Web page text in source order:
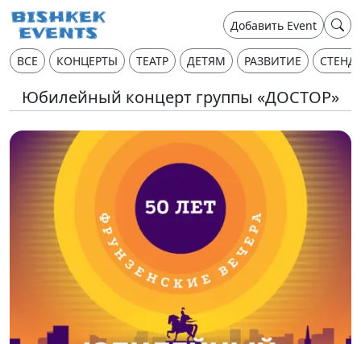
Добавить Event
ВСЕ КОНЦЕРТЫ ТЕАТР ДЕТЯМ РАЗВИТИЕ
Юбилейный концерт группы «ДОСТОР»